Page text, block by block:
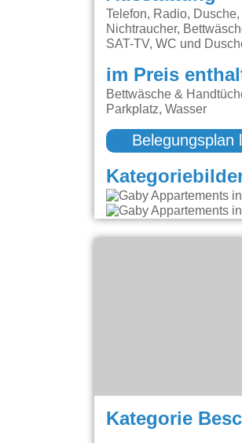
Telefon, Radio,
Nichtraucher,
SAT-TV, WC und
im Preis
Bettwäsche &
Parkplatz, Wasser
Belegungsplan
Kategorie